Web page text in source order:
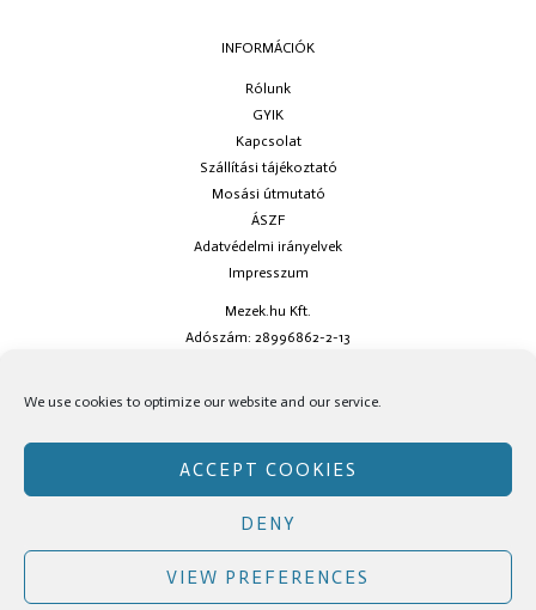
We use cookies to optimize our website and our service.
ACCEPT COOKIES
DENY
VIEW PREFERENCES
INFORMÁCIÓK
Rólunk
GYIK
Kapcsolat
Szállítási tájékoztató
Mosási útmutató
ÁSZF
Adatvédelmi irányelvek
Impresszum
Mezek.hu Kft.
Adószám: 28996862-2-13
social oldalainkon!
Copyright © Mezek.hu 2026 Mezek.hu
Facebook Instagram